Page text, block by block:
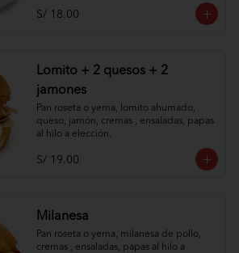
S/ 18.00
Lomito + 2 quesos + 2
jamones
Pan roseta o yema, lomito ahumado,
queso, jamón, cremas , ensaladas, papas
al hilo a elección.
S/ 19.00
Milanesa
Pan roseta o yema, milanesa de pollo,
cremas , ensaladas, papas al hilo a